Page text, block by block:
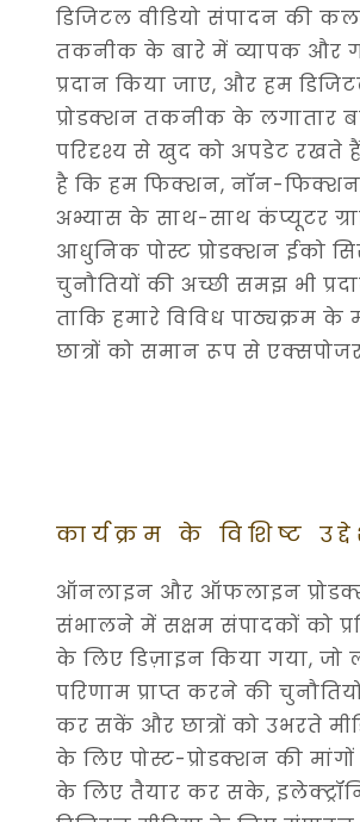
डिजिटल वीडियो संपादन की
तकनीक के बारे में व्यापक और
प्रदान किया जाए, और हम
प्रोडक्शन तकनीक के लगातार
परिदृश्य से खुद को अपडेट रखते
है कि हम फिक्शन, नॉन-
अभ्यास के साथ-साथ कंप्यूटर
आधुनिक पोस्ट प्रोडक्शन ईको
चुनौतियों की अच्छी समझ भी
ताकि हमारे विविध पाठ्यक्रम के
छात्रों को समान रूप से
कार्यक्रम के विशिष्ट
ऑनलाइन और ऑफलाइन
संभालने में सक्षम संपादकों को
के लिए डिज़ाइन किया गया, जो
परिणाम प्राप्त करने की
कर सकें और छात्रों को उभरते
के लिए पोस्ट-प्रोडक्शन की
के लिए तैयार कर सके,